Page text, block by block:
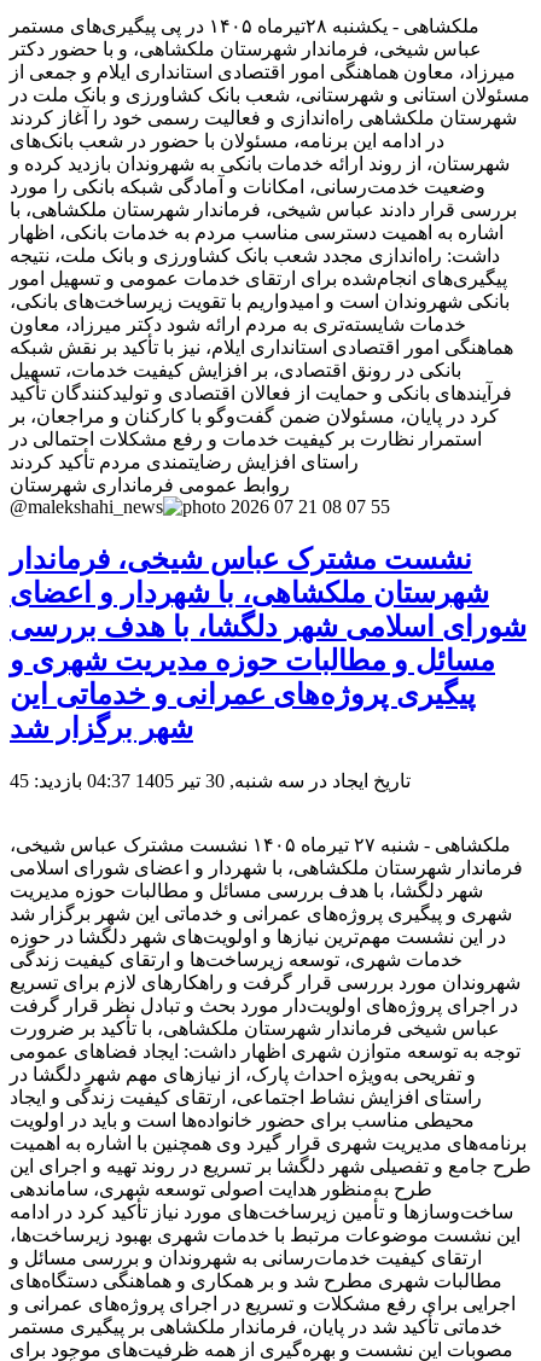
ملکشاهی - یکشنبه ۲۸تیرماه ۱۴۰۵ در پی پیگیری‌های مستمر
عباس شیخی، فرماندار شهرستان ملکشاهی، و با حضور دکتر
میرزاد، معاون هماهنگی امور اقتصادی استانداری ایلام و جمعی از
مسئولان استانی و شهرستانی، شعب بانک کشاورزی و بانک ملت در
شهرستان ملکشاهی راه‌اندازی و فعالیت رسمی خود را آغاز کردند
در ادامه این برنامه، مسئولان با حضور در شعب بانک‌های
شهرستان، از روند ارائه خدمات بانکی به شهروندان بازدید کرده و
وضعیت خدمت‌رسانی، امکانات و آمادگی شبکه بانکی را مورد
بررسی قرار دادند عباس شیخی، فرماندار شهرستان ملکشاهی، با
اشاره به اهمیت دسترسی مناسب مردم به خدمات بانکی، اظهار
داشت: راه‌اندازی مجدد شعب بانک کشاورزی و بانک ملت، نتیجه
پیگیری‌های انجام‌شده برای ارتقای خدمات عمومی و تسهیل امور
بانکی شهروندان است و امیدواریم با تقویت زیرساخت‌های بانکی،
خدمات شایسته‌تری به مردم ارائه شود دکتر میرزاد، معاون
هماهنگی امور اقتصادی استانداری ایلام، نیز با تأکید بر نقش شبکه
بانکی در رونق اقتصادی، بر افزایش کیفیت خدمات، تسهیل
فرآیندهای بانکی و حمایت از فعالان اقتصادی و تولیدکنندگان تأکید
کرد در پایان، مسئولان ضمن گفت‌وگو با کارکنان و مراجعان، بر
استمرار نظارت بر کیفیت خدمات و رفع مشکلات احتمالی در
راستای افزایش رضایتمندی مردم تأکید کردند
روابط عمومی فرمانداری شهرستان
@malekshahi_news
نشست مشترک عباس شیخی، فرماندار
شهرستان ملکشاهی، با شهردار و اعضای
شورای اسلامی شهر دلگشا، با هدف بررسی
مسائل و مطالبات حوزه مدیریت شهری و
پیگیری پروژه‌های عمرانی و خدماتی این
شهر برگزار شد
تاریخ ایجاد در سه شنبه, 30 تیر 1405 04:37 بازدید: 45
ملکشاهی - شنبه ۲۷ تیرماه ۱۴۰۵ نشست مشترک عباس شیخی،
فرماندار شهرستان ملکشاهی، با شهردار و اعضای شورای اسلامی
شهر دلگشا، با هدف بررسی مسائل و مطالبات حوزه مدیریت
شهری و پیگیری پروژه‌های عمرانی و خدماتی این شهر برگزار شد
در این نشست مهم‌ترین نیازها و اولویت‌های شهر دلگشا در حوزه
خدمات شهری، توسعه زیرساخت‌ها و ارتقای کیفیت زندگی
شهروندان مورد بررسی قرار گرفت و راهکارهای لازم برای تسریع
در اجرای پروژه‌های اولویت‌دار مورد بحث و تبادل نظر قرار گرفت
عباس شیخی فرماندار شهرستان ملکشاهی، با تأکید بر ضرورت
توجه به توسعه متوازن شهری اظهار داشت: ایجاد فضاهای عمومی
و تفریحی به‌ویژه احداث پارک، از نیازهای مهم شهر دلگشا در
راستای افزایش نشاط اجتماعی، ارتقای کیفیت زندگی و ایجاد
محیطی مناسب برای حضور خانواده‌ها است و باید در اولویت
برنامه‌های مدیریت شهری قرار گیرد وی همچنین با اشاره به اهمیت
طرح جامع و تفصیلی شهر دلگشا بر تسریع در روند تهیه و اجرای این
طرح به‌منظور هدایت اصولی توسعه شهری، ساماندهی
ساخت‌وسازها و تأمین زیرساخت‌های مورد نیاز تأکید کرد در ادامه
این نشست موضوعات مرتبط با خدمات شهری بهبود زیرساخت‌ها،
ارتقای کیفیت خدمات‌رسانی به شهروندان و بررسی مسائل و
مطالبات شهری مطرح شد و بر همکاری و هماهنگی دستگاه‌های
اجرایی برای رفع مشکلات و تسریع در اجرای پروژه‌های عمرانی و
خدماتی تأکید شد در پایان، فرماندار ملکشاهی بر پیگیری مستمر
مصوبات این نشست و بهره‌گیری از همه ظرفیت‌های موجود برای